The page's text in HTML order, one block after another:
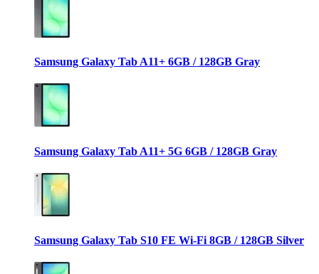
Samsung Galaxy Tab A11+ 6GB / 128GB Gray
Samsung Galaxy Tab A11+ 5G 6GB / 128GB Gray
Samsung Galaxy Tab S10 FE Wi-Fi 8GB / 128GB Silver